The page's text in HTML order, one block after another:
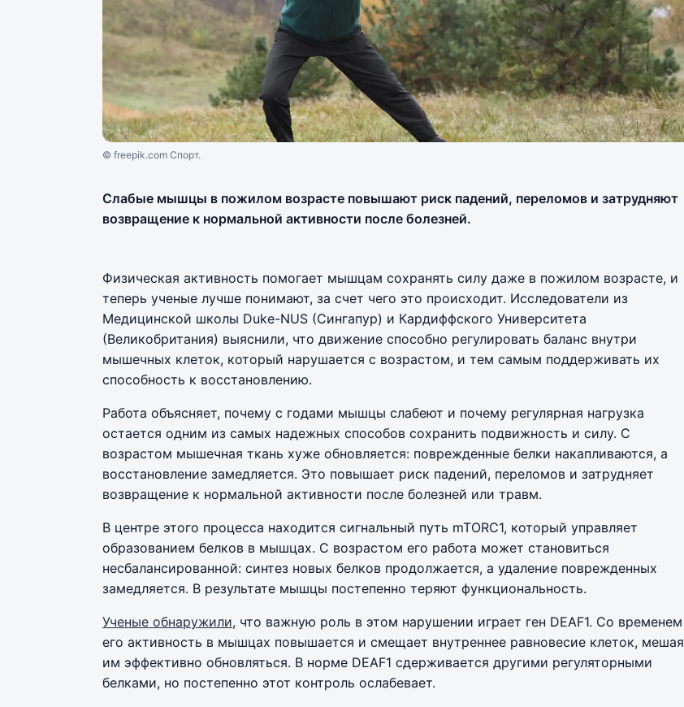
© freepik.com Спорт.
Слабые мышцы в пожилом возрасте повышают риск падений, переломов и затрудняют
возвращение к нормальной активности после болезней.
Физическая активность помогает мышцам сохранять силу даже в пожилом возрасте, и
теперь ученые лучше понимают, за счет чего это происходит. Исследователи из
Медицинской школы Duke-NUS (Сингапур) и Кардиффского Университета
(Великобритания) выяснили, что движение способно регулировать баланс внутри
мышечных клеток, который нарушается с возрастом, и тем самым поддерживать их
способность к восстановлению.
Работа объясняет, почему с годами мышцы слабеют и почему регулярная нагрузка
остается одним из самых надежных способов сохранить подвижность и силу. С
возрастом мышечная ткань хуже обновляется: поврежденные белки накапливаются, а
восстановление замедляется. Это повышает риск падений, переломов и затрудняет
возвращение к нормальной активности после болезней или травм.
В центре этого процесса находится сигнальный путь mTORC1, который управляет
образованием белков в мышцах. С возрастом его работа может становиться
несбалансированной: синтез новых белков продолжается, а удаление поврежденных
замедляется. В результате мышцы постепенно теряют функциональность.
Ученые обнаружили, что важную роль в этом нарушении играет ген DEAF1. Со временем
его активность в мышцах повышается и смещает внутреннее равновесие клеток, мешая
им эффективно обновляться. В норме DEAF1 сдерживается другими регуляторными
белками, но постепенно этот контроль ослабевает.